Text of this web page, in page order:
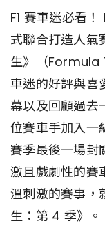
F1 賽車迷必看
式聯合打造人氣
生》（Formula
車迷的好評與喜
幕以及回顧過去
位賽車手加入一
賽季最後一場封
激且戲劇性的賽
溫刺激的賽事，
生：第 4 季》。